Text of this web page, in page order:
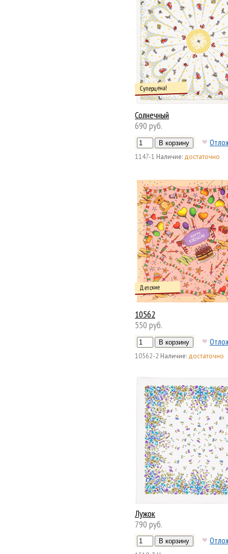
Солнечный
Суперцена!
690 руб.
1147-1 Наличие: достаточно
10562
Детские
550 руб.
10562-2 Наличие: достаточно
Лужок
790 руб.